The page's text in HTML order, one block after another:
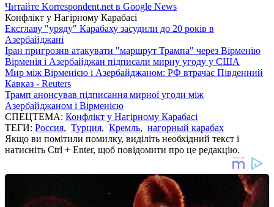
Читайте Korrespondent.net в Google News
Конфлікт у Нагірному Карабасі
Ексглаву "уряду" Карабаху засудили до 20 років в
Азербайджані
Іран пригрозив атакувати "маршрут Трампа" через Вірменію
Вірменія і Азербайджан підписали мирну угоду у США
Мир між Вірменією і Азербайджаном: РФ втрачає Південний
Кавказ - Reuters
Трамп анонсував підписання мирної угоди між
Азербайджаном і Вірменією
СПЕЦТЕМА: Конфлікт у Нагірному Карабасі
ТЕГИ: Россия, Турция, Кремль, нагорный карабах
Якщо ви помітили помилку, виділіть необхідний текст і
натисніть Ctrl + Enter, щоб повідомити про це редакцію.